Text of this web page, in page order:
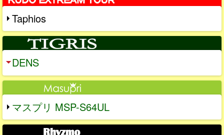
Taphios
DENS
マスプリ MSP-S64UL